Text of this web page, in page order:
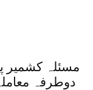
مسئلہ کشمیر
دوطرفہ